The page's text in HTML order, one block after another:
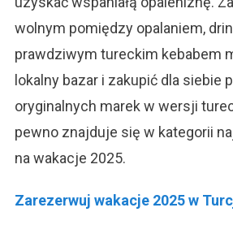
wolnym pomiędzy opalaniem,
prawdziwym tureckim kebabem
lokalny bazar i zakupić dla siebie
oryginalnych marek w wersji
pewno znajduje się w kategorii
na wakacje 2025.
Zarezerwuj wakacje 2025 w